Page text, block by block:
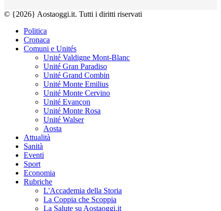
© {2026} Aostaoggi.it. Tutti i diritti riservati
Politica
Cronaca
Comuni e Unités
Unité Valdigne Mont-Blanc
Unité Gran Paradiso
Unité Grand Combin
Unité Monte Emilius
Unité Monte Cervino
Unité Evançon
Unité Monte Rosa
Unité Walser
Aosta
Attualità
Sanità
Eventi
Sport
Economia
Rubriche
L'Accademia della Storia
La Coppia che Scoppia
La Salute su Aostaoggi.it